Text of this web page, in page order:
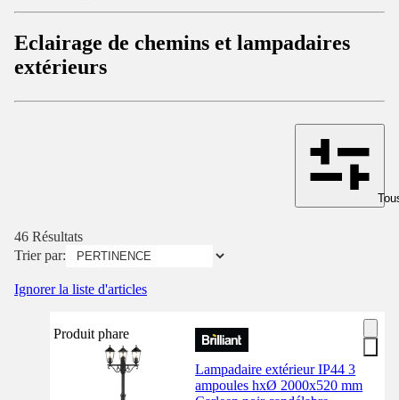
Eclairage de chemins et lampadaires
extérieurs
46 Résultats
Trier par:
Ignorer la liste d'articles
Produit phare
Lampadaire extérieur IP44 3
ampoules hxØ 2000x520 mm